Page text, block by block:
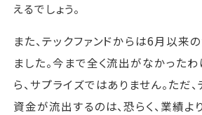
えるでしょう。
また、テックファンドからは6月以来
ました。今まで全く流出がなかった
ら、サプライズではありません。ただ
資金が流出するのは、恐らく、業績